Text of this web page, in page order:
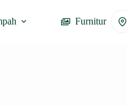
Furnitur